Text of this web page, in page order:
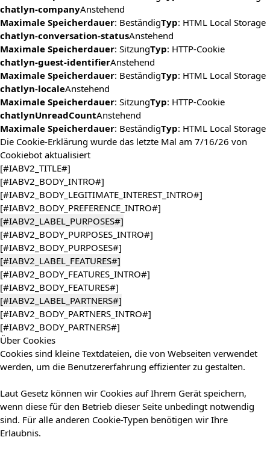
chatlyn-companyAnstehend
Maximale Speicherdauer: BeständigTyp: HTML Local Storage
chatlyn-conversation-statusAnstehend
Maximale Speicherdauer: SitzungTyp: HTTP-Cookie
chatlyn-guest-identifierAnstehend
Maximale Speicherdauer: BeständigTyp: HTML Local Storage
chatlyn-localeAnstehend
Maximale Speicherdauer: SitzungTyp: HTTP-Cookie
chatlynUnreadCountAnstehend
Maximale Speicherdauer: BeständigTyp: HTML Local Storage
Die Cookie-Erklärung wurde das letzte Mal am 7/16/26 von
Cookiebot aktualisiert
[#IABV2_TITLE#]
[#IABV2_BODY_INTRO#]
[#IABV2_BODY_LEGITIMATE_INTEREST_INTRO#]
[#IABV2_BODY_PREFERENCE_INTRO#]
[#IABV2_LABEL_PURPOSES#]
[#IABV2_BODY_PURPOSES_INTRO#]
[#IABV2_BODY_PURPOSES#]
[#IABV2_LABEL_FEATURES#]
[#IABV2_BODY_FEATURES_INTRO#]
[#IABV2_BODY_FEATURES#]
[#IABV2_LABEL_PARTNERS#]
[#IABV2_BODY_PARTNERS_INTRO#]
[#IABV2_BODY_PARTNERS#]
Über Cookies
Cookies sind kleine Textdateien, die von Webseiten verwendet
werden, um die Benutzererfahrung effizienter zu gestalten.
Laut Gesetz können wir Cookies auf Ihrem Gerät speichern,
wenn diese für den Betrieb dieser Seite unbedingt notwendig
sind. Für alle anderen Cookie-Typen benötigen wir Ihre
Erlaubnis.